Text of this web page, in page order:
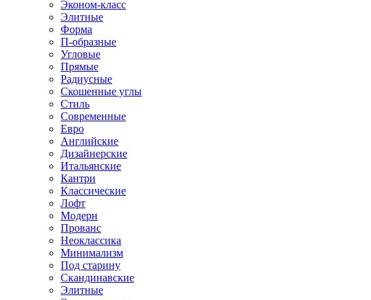
Эконом-класс
Элитные
Форма
П-образные
Угловые
Прямые
Радиусные
Скошенные углы
Стиль
Современные
Евро
Английские
Дизайнерские
Итальянские
Кантри
Классические
Лофт
Модерн
Прованс
Неоклассика
Минимализм
Под старину
Скандинавские
Элитные